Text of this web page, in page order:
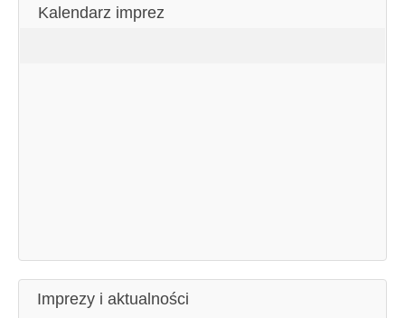
Kalendarz imprez
Imprezy i aktualności